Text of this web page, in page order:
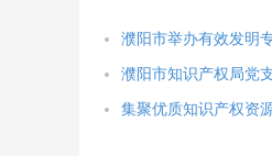
濮阳市举办有效发明
濮阳市知识产权局党
集聚优质知识产权资